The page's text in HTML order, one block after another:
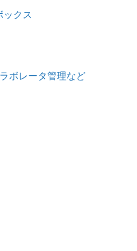
ックス
ボレータ管理など